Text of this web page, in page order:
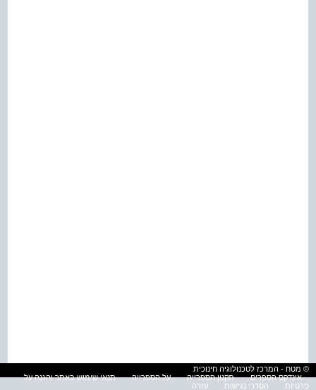
© מטח - המרכז לטכנולוגיה חינוכית
אינדקס הספרים
תקנון הספרייה על הספרייה
תנאי שימוש באתר והגנה על
פרטיות
הסדרי נגישות עזרה